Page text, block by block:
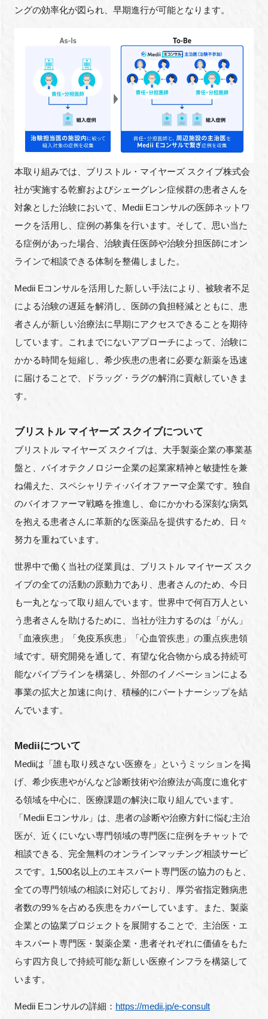
ングの効率化が図られ、早期進行が可能となります。
本取り組みでは、ブリストル・マイヤーズ スクイブ株式会
社が実施する乾癬およびシェーグレン症候群の患者さんを
対象とした治験において、Medii Eコンサルの医師ネットワ
ークを活用し、症例の募集を行います。そして、思い当た
る症例があった場合、治験責任医師や治験分担医師にオン
ラインで相談できる体制を整備しました。
Medii Eコンサルを活用した新しい手法により、被験者不足
による治験の遅延を解消し、医師の負担軽減とともに、患
者さんが新しい治療法に早期にアクセスできることを期待
しています。これまでにないアプローチによって、治験に
かかる時間を短縮し、希少疾患の患者に必要な新薬を迅速
に届けることで、ドラッグ・ラグの解消に貢献していきま
す。
ブリストル マイヤーズ スクイブについて
ブリストル マイヤーズ スクイブは、大手製薬企業の事業基
盤と、バイオテクノロジー企業の起業家精神と敏捷性を兼
ね備えた、スペシャリティ·バイオファーマ企業です。独自
のバイオファーマ戦略を推進し、命にかかわる深刻な病気
を抱える患者さんに革新的な医薬品を提供するため、日々
努力を重ねています。
世界中で働く当社の従業員は、ブリストル マイヤーズ スク
イブの全ての活動の原動力であり、患者さんのため、今日
も一丸となって取り組んでいます。世界中で何百万人とい
う患者さんを助けるために、当社が注力するのは「がん」
「血液疾患」「免疫系疾患」「心血管疾患」の重点疾患領
域です。研究開発を通して、有望な化合物から成る持続可
能なパイプラインを構築し、外部のイノベーションによる
事業の拡大と加速に向け、積極的にパートナーシップを結
んでいます。
Mediiについて
Mediiは「誰も取り残さない医療を」というミッションを掲
げ、希少疾患やがんなど診断技術や治療法が高度に進化す
る領域を中心に、医療課題の解決に取り組んでいます。
「Medii Eコンサル」は、患者の診断や治療方針に悩む主治
医が、近くにいない専門領域の専門医に症例をチャットで
相談できる、完全無料のオンラインマッチング相談サービ
スです。1,500名以上のエキスパート専門医の協力のもと、
全ての専門領域の相談に対応しており、厚労省指定難病患
者数の99％を占める疾患をカバーしています。また、製薬
企業との協業プロジェクトを展開することで、主治医・エ
キスパート専門医・製薬企業・患者それぞれに価値をもた
らす四方良しで持続可能な新しい医療インフラを構築して
います。
Medii Eコンサルの詳細： https://medii.jp/e-consult